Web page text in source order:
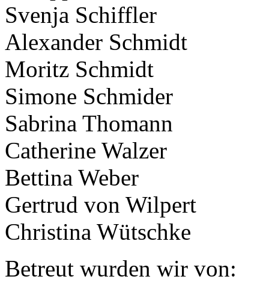
Svenja Schiffler
Alexander Schmidt
Moritz Schmidt
Simone Schmider
Sabrina Thomann
Catherine Walzer
Bettina Weber
Gertrud von Wilpert
Christina Wütschke
Betreut wurden wir von: